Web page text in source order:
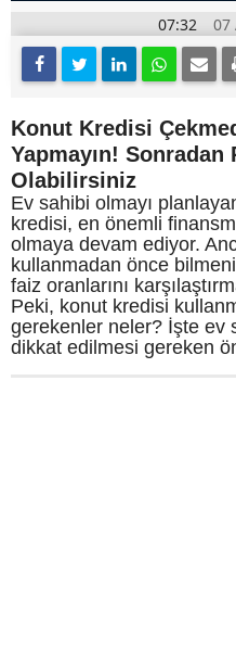
07:32 07
Konut Kredisi
Yapmayın! Sonradan
Olabilirsiniz
Ev sahibi olmayı
kredisi, en önemli
olmaya devam ediyor.
kullanmadan önce
faiz oranlarını
Peki, konut kredisi
gerekenler neler? İşte ev
dikkat edilmesi gereken